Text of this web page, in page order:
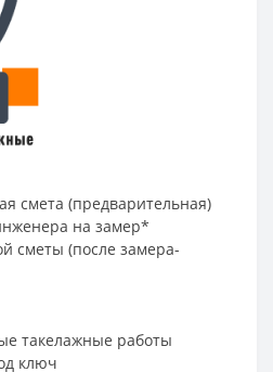
смета (предварительная)
на замер*
сметы (после замера-
такелажные работы
ключ